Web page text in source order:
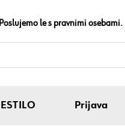
le s pravnimi osebami.
Prijava